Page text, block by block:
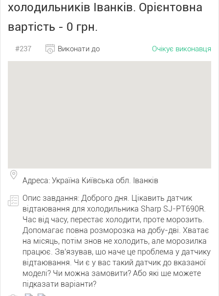
холодильників Іванків. Орієнтовна
вартість - 0 грн.
#237 Очікує виконавця
Виконати до
Адреса: Україна Київська обл. Іванків
Опис завдання: Доброго дня. Цікавить датчик
відтаювання для холодильника Sharp SJ-PT690R.
Час від часу, перестає холодити, проте морозить.
Допомагає повна розморозка на добу-дві. Хватає
на місяць, потім знов не холодить, але морозилка
працює. Зв'язував, що наче це проблема у датчику
відтаювання. Чи є у вас такий датчик до вказаної
моделі? Чи можна замовити? Або які ще можете
підказати варіанти?